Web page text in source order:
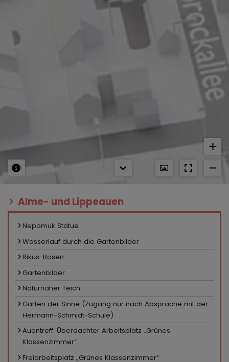
Alme- und Lippeauen
Nepomuk Statue
Wasserlauf durch die Gartenbilder
Rikus-Rosen
Gartenbilder
Naturnaher Teich
Garten der Sinne (Zugang nur nach Absprache mit der
Hermann-Schmidt-Schule)
Auentreff: Überdachter Arbeitsplatz „Grünes
Klassenzimmer“
Freiarbeitsplatz „Grünes Klassenzimmer“